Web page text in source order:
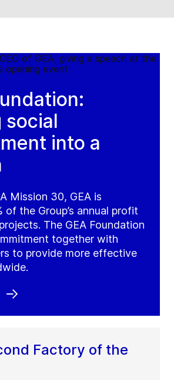
social
into a
Mission 30, GEA is
of the Group’s annual profit
The GEA Foundation
together with
to provide more effective
Factory of the